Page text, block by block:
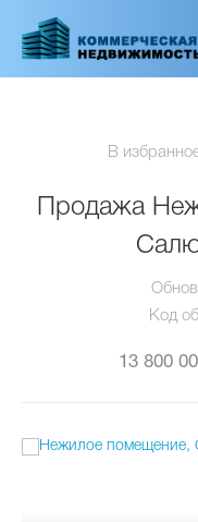
основному
В
Продажа
Код
13 800